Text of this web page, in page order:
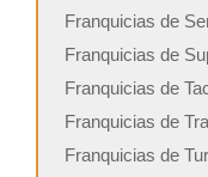
Franquicias de
Franquicias de
Franquicias de
Franquicias de
Franquicias de